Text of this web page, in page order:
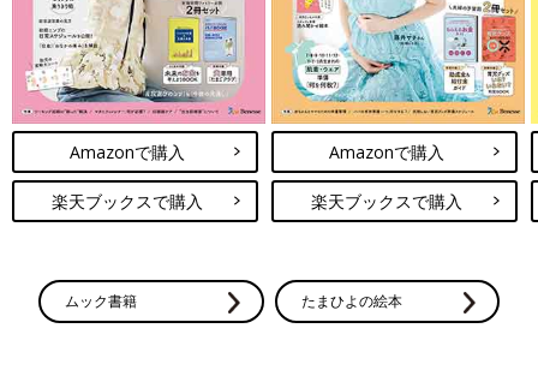
Amazonで購入
楽天ブックスで購入
Amazonで購入
楽天ブックスで購入
ムック書籍 たまひよの絵本